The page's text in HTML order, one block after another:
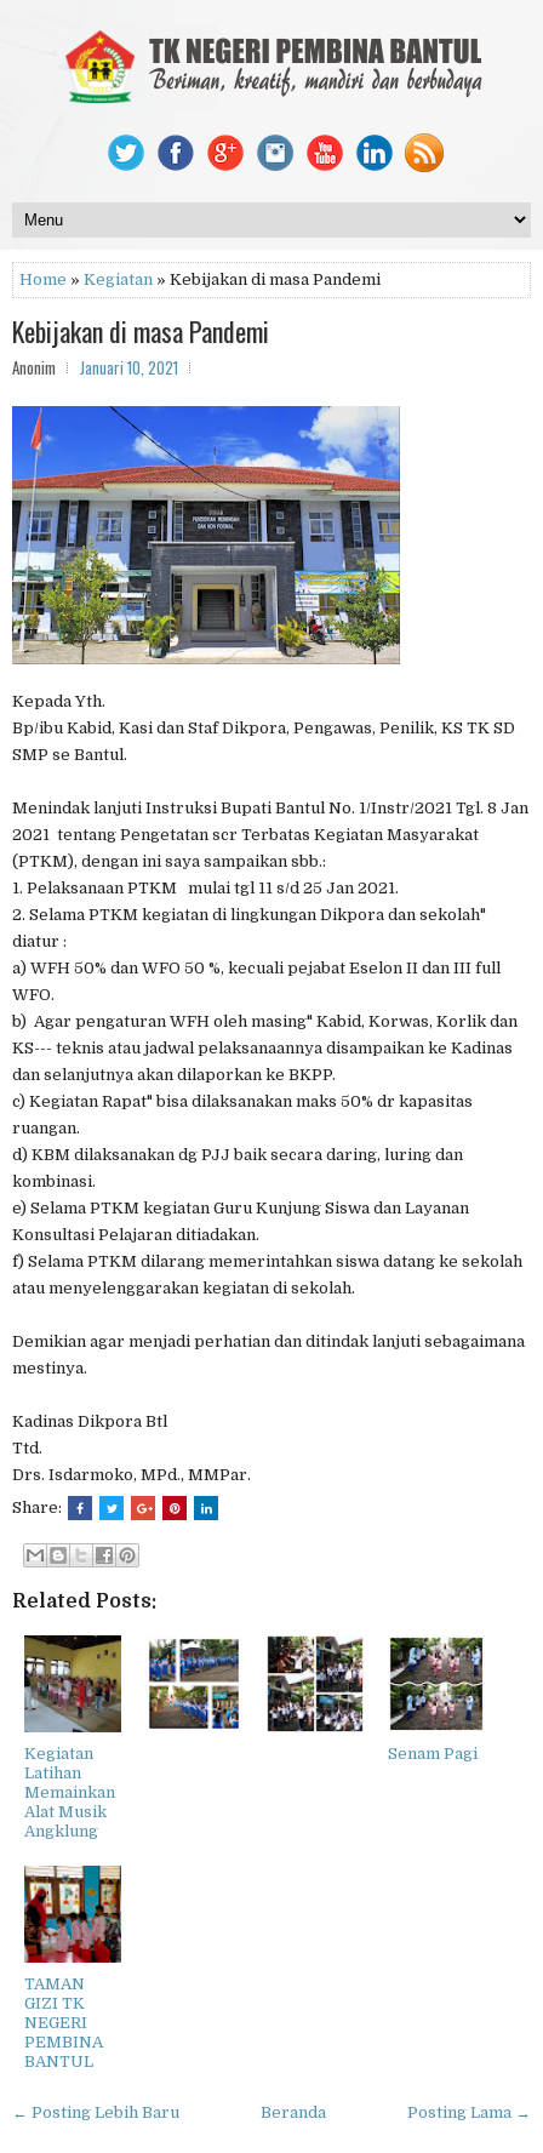
Home » Kegiatan » Kebijakan di masa Pandemi
Kebijakan di masa Pandemi
Anonim Januari 10, 2021
Kepada Yth.
Bp/ibu Kabid, Kasi dan Staf Dikpora, Pengawas, Penilik, KS TK SD
SMP se Bantul.
Menindak lanjuti Instruksi Bupati Bantul No. 1/Instr/2021 Tgl. 8 Jan
2021 tentang Pengetatan scr Terbatas Kegiatan Masyarakat
(PTKM), dengan ini saya sampaikan sbb.:
1. Pelaksanaan PTKM mulai tgl 11 s/d 25 Jan 2021.
2. Selama PTKM kegiatan di lingkungan Dikpora dan sekolah"
diatur :
a) WFH 50% dan WFO 50 %, kecuali pejabat Eselon II dan III full
WFO.
b) Agar pengaturan WFH oleh masing" Kabid, Korwas, Korlik dan
KS--- teknis atau jadwal pelaksanaannya disampaikan ke Kadinas
dan selanjutnya akan dilaporkan ke BKPP.
c) Kegiatan Rapat" bisa dilaksanakan maks 50% dr kapasitas
ruangan.
d) KBM dilaksanakan dg PJJ baik secara daring, luring dan
kombinasi.
e) Selama PTKM kegiatan Guru Kunjung Siswa dan Layanan
Konsultasi Pelajaran ditiadakan.
f) Selama PTKM dilarang memerintahkan siswa datang ke sekolah
atau menyelenggarakan kegiatan di sekolah.
Demikian agar menjadi perhatian dan ditindak lanjuti sebagaimana
mestinya.
Kadinas Dikpora Btl
Ttd.
Drs. Isdarmoko, MPd., MMPar.
Share:
Related Posts:
Kegiatan
Latihan
Memainkan
Alat Musik
Angklung
Senam Pagi
TAMAN
GIZI TK
NEGERI
PEMBINA
BANTUL
← Posting Lebih Baru Posting Lama →
Beranda